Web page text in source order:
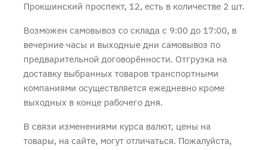
Прокшинский проспект, 12, есть в количестве 2 шт.
Возможен самовывоз со склада с 9:00 до 17:00, в
вечерние часы и выходные дни самовывоз по
предварительной договорённости. Отгрузка на
доставку выбранных товаров транспортными
компаниями осуществляется ежедневно кроме
выходных в конце рабочего дня.
В связи изменениями курса валют, цены на
товары, на сайте, могут отличаться. Пожалуйста,